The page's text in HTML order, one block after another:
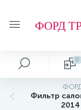
ФОРД
0
Фильтр